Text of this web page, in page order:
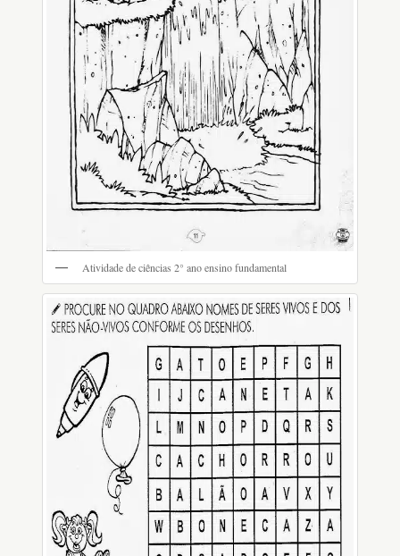
Atividade de ciências 2° ano ensino fundamental